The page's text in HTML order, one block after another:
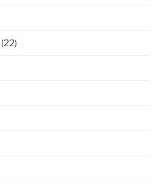
(22)